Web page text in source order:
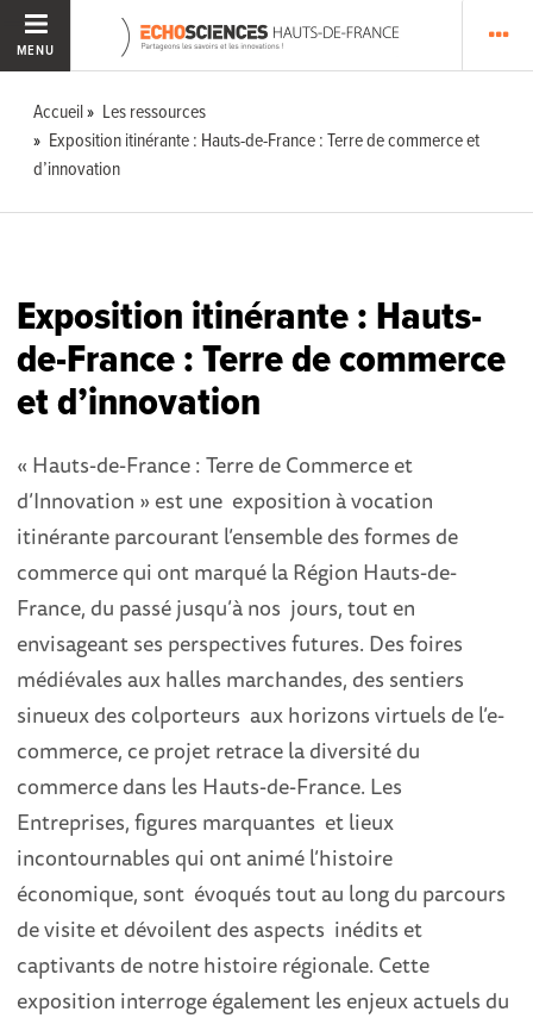
MENU
Accueil
Les ressources
Exposition itinérante : Hauts-de-France : Terre de commerce et
d’innovation
Exposition itinérante : Hauts-
de-France : Terre de commerce
et d’innovation
« Hauts-de-France : Terre de Commerce et
d’Innovation » est une exposition à vocation
itinérante parcourant l’ensemble des formes de
commerce qui ont marqué la Région Hauts-de-
France, du passé jusqu’à nos jours, tout en
envisageant ses perspectives futures. Des foires
médiévales aux halles marchandes, des sentiers
sinueux des colporteurs aux horizons virtuels de l’e-
commerce, ce projet retrace la diversité du
commerce dans les Hauts-de-France. Les
Entreprises, figures marquantes et lieux
incontournables qui ont animé l’histoire
économique, sont évoqués tout au long du parcours
de visite et dévoilent des aspects inédits et
captivants de notre histoire régionale. Cette
exposition interroge également les enjeux actuels du